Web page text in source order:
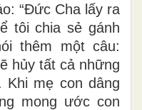
“Đức Cha lấy ra
tôi chia sẻ gánh
thêm một câu:
hủy tất cả những
mẹ con dâng
mong ước con